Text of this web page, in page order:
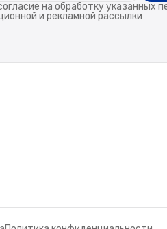
на обработку указанных
и рекламной рассылки